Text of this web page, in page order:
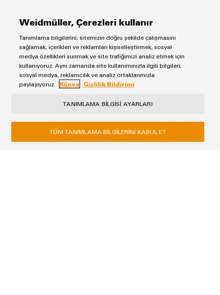
0 216 537 10 71
Weidmüller, Çerezleri kullanır
Tanımlama bilgilerini; sitemizin doğru şekilde çalışmasını
sağlamak, içerikleri ve reklamları kişiselleştirmek, sosyal
medya özellikleri sunmak ve site trafiğimizi analiz etmek için
kullanıyoruz. Aynı zamanda site kullanımınızla ilgili bilgileri;
sosyal medya, reklamcılık ve analiz ortaklarımızla
paylaşıyoruz.
Künye Gizlilik Bildirimi
TANIMLAMA BILGISI AYARLARI
TÜM TANIMLAMA BILGILERINI KABUL ET